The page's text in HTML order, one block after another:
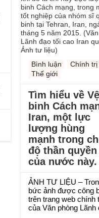
Bình luận
Chính trị
Thế giới
Tìm hiểu về Vệ
binh Cách
Iran, một lực
lượng hùng
mạnh trong
độ thần quyền
của nước này.
ẢNH TƯ LIỆU –
bức ảnh được công
trên trang web chính
của Văn phòng Lãnh